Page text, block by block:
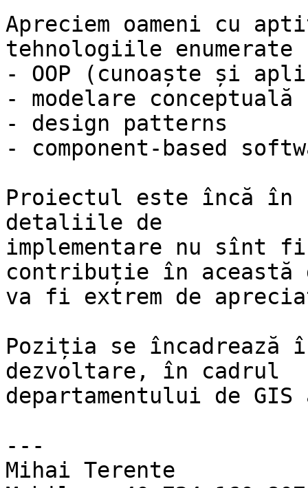
Apreciem oameni cu
tehnologiile
- OOP (cunoaște și
- modelare conceptuală
- design patterns
- component-based
Proiectul este încă în
detaliile de
implementare nu sînt
contribuție în
va fi extrem de
Poziția se încadrează
dezvoltare, în cadrul
departamentului de
---
Mihai Terente